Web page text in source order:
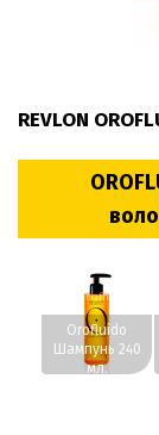
REVLON
www.profhairs.ru
Orofluido
Шампунь 240
мл.